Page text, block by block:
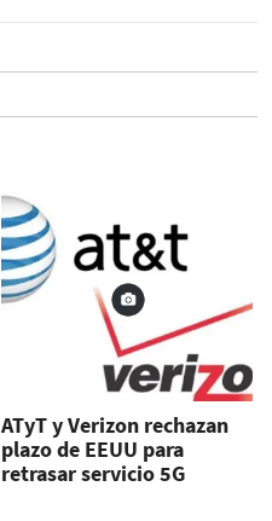
ATyT y Verizon rechazan
plazo de EEUU para
retrasar servicio 5G